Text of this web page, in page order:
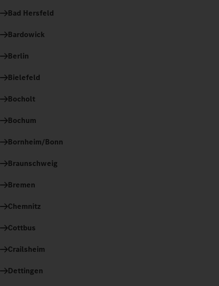
Bad Hersfeld
Bardowick
Berlin
Bielefeld
Bocholt
Bochum
Bornheim/Bonn
Braunschweig
Bremen
Chemnitz
Cottbus
Crailsheim
Dettingen